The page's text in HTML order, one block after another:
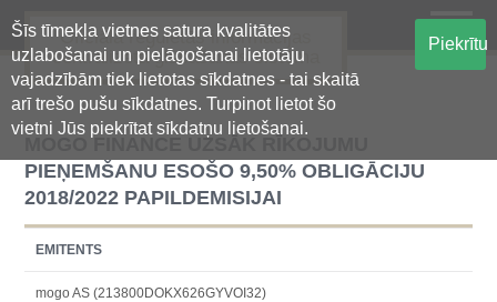
Šīs tīmekļa vietnes satura kvalitātes
uzlabošanai un pielāgošanai lietotāju
vajadzībām tiek lietotas sīkdatnes - tai skaitā
arī trešo pušu sīkdatnes. Turpinot lietot šo
vietni Jūs piekrītat sīkdatņu lietošanai.
Piekrītu
Oficiālā regulētās informācijas
centralizētā glabāšanas sistēma
MOGO FINANCE UZSĀK RĪKOJUMU
PIEŅEMŠANU ESOŠO 9,50% OBLIGĀCIJU
2018/2022 PAPILDEMISIJAI
EMITENTS
mogo AS (213800DOKX626GYVOI32)